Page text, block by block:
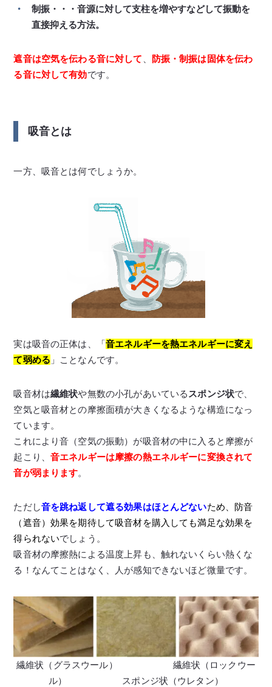
制振・・・音源に対して支柱を増やすなどして振動を
直接抑える方法。
遮音は空気を伝わる音に対して 、
防振・制振は固体を伝わ
る音に対して有効です。
吸音とは
一方、吸音とは何でしょうか。
実は吸音の正体は、「 音エネルギーを熱エネルギーに変え
て弱める 」ことなんです。
吸音材は繊維状や無数の小孔があいているスポンジ状で、
空気と吸音材との摩擦面積が大きくなるような構造になっ
ています。
これにより音（空気の振動）が吸音材の中に入ると摩擦が
起こり、音エネルギーは摩擦の熱エネルギーに変換されて
音が弱まります。
ただし音を跳ね返して遮る効果はほとんどないため、防音
（遮音）効果を期待して吸音材を購入しても満足な効果を
得られないでしょう。
吸音材の摩擦熱による温度上昇も、触れないくらい熱くな
る！なんてことはなく、人が感知できないほど微量です。
繊維状（グラスウール） 繊維状（ロックウー
ル） スポンジ状（ウレタン）